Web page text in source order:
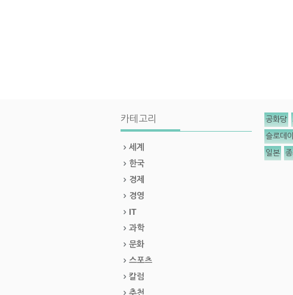
카테고리
세계
한국
경제
경영
IT
과학
문화
스포츠
칼럼
추천
공화당
슬로데
일본